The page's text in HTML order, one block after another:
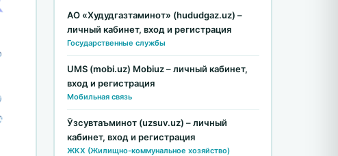
АО «Худудгазтаминот» (hududgaz.uz) –
личный кабинет, вход и регистрация
Государственные службы
UMS (mobi.uz) Mobiuz – личный кабинет,
вход и регистрация
Мобильная связь
Ўзсувтаъминот (uzsuv.uz) – личный
кабинет, вход и регистрация
ЖКХ (Жилищно-коммунальное хозяйство)